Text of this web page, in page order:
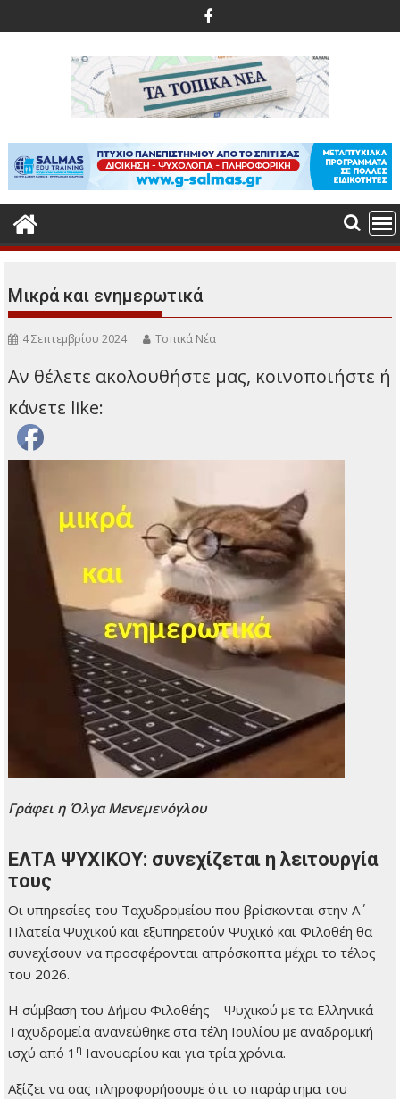
στο
περιεχόμενο
Μικρά και ενημερωτικά
4 Σεπτεμβρίου 2024 Τοπικά Νέα
Αν θέλετε ακολουθήστε μας, κοινοποιήστε ή
κάνετε like:
Γράφει η Όλγα Μενεμενόγλου
ΕΛΤΑ ΨΥΧΙΚΟΥ: συνεχίζεται η λειτουργία
τους
Οι υπηρεσίες του Ταχυδρομείου που βρίσκονται στην Α΄
Πλατεία Ψυχικού και εξυπηρετούν Ψυχικό και Φιλοθέη θα
συνεχίσουν να προσφέρονται απρόσκοπτα μέχρι το τέλος
του 2026.
Η σύμβαση του Δήμου Φιλοθέης – Ψυχικού με τα Ελληνικά
Ταχυδρομεία ανανεώθηκε στα τέλη Ιουλίου με αναδρομική
ισχύ από 1 η Ιανουαρίου και για τρία χρόνια.
Αξίζει να σας πληροφορήσουμε ότι το παράρτημα του